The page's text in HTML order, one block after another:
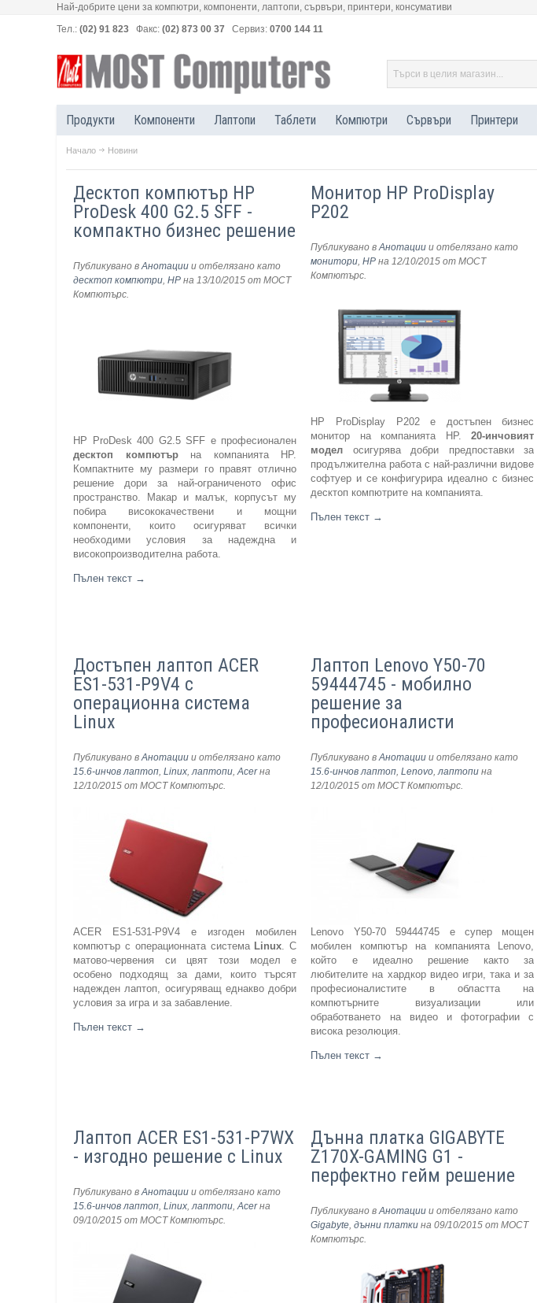
Най-добрите цени за компютри, компоненти, лаптопи, сървъри, принтери, консумативи
Тел.: (02) 91 823 Факс: (02) 873 00 37 Сервиз: 0700 144 11
Продукти Компоненти Лаптопи Таблети Компютри Сървъри Принтери
Начало Новини
Десктоп компютър HP
ProDesk 400 G2.5 SFF -
компактно бизнес решение
Публикувано вАнотации и отбелязано като
десктоп компютри,HP на 13/10/2015 от МОСТ
Компютърс.
HP ProDesk 400 G2.5 SFF е професионален
десктоп компютър на компанията HP.
Компактните му размери го правят отлично
решение дори за най-ограниченото офис
пространство. Макар и малък, корпусът му
побира висококачествени и мощни
компоненти, които осигуряват всички
необходими условия за надеждна и
високопроизводителна работа.
Пълен текст →
Монитор HP ProDisplay
P202
Публикувано вАнотации и отбелязано като
монитори,HP на 12/10/2015 от МОСТ
Компютърс.
HP ProDisplay P202 е достъпен бизнес
монитор на компанията HP.20-инчовият
модел осигурява добри предпоставки за
продължителна работа с най-различни видове
софтуер и се конфигурира идеално с бизнес
десктоп компютрите на компанията.
Пълен текст →
Достъпен лаптоп ACER
ES1-531-P9V4 с
операционна система
Linux
Публикувано вАнотации и отбелязано като
15.6-инчов лаптоп,Linux,лаптопи,Acerна
12/10/2015 от МОСТ Компютърс.
ACER ES1-531-P9V4 е изгоден мобилен
компютър с операционната система Linux. С
матово-червения си цвят този модел е
особено подходящ за дами, които търсят
надежден лаптоп, осигуряващ еднакво добри
условия за игра и за забавление.
Пълен текст →
Лаптоп Lenovo Y50-70
59444745 - мобилно
решение за
професионалисти
Публикувано вАнотации и отбелязано като
15.6-инчов лаптоп,Lenovo,лаптопи на
12/10/2015 от МОСТ Компютърс.
Lenovo Y50-70 59444745 е супер мощен
мобилен компютър на компанията Lenovo,
който е идеално решение както за
любителите на хардкор видео игри, така и за
професионалистите в областта на
компютърните визуализации или
обработването на видео и фотографии с
висока резолюция.
Пълен текст →
Лаптоп ACER ES1-531-P7WX
- изгодно решение с Linux
Публикувано вАнотации и отбелязано като
15.6-инчов лаптоп,Linux,лаптопи,Acerна
09/10/2015 от МОСТ Компютърс.
Дънна платка GIGABYTE
Z170X-GAMING G1 -
перфектно гейм решение
Публикувано вАнотации и отбелязано като
Gigabyte,дънни платки на 09/10/2015 от МОСТ
Компютърс.